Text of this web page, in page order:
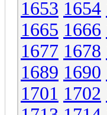
1653 1654
1665 1666
1677 1678
1689 1690
1701 1702